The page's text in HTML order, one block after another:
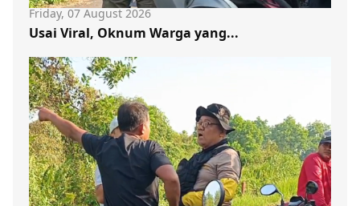
Friday, 07 August 2026
Usai Viral, Oknum Warga yang...